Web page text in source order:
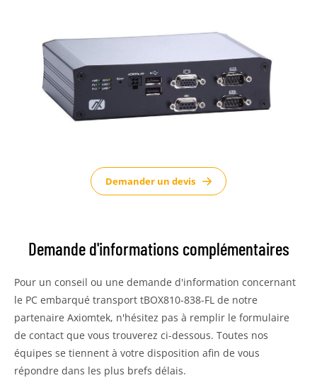
Demander un devis
Demande d'informations complémentaires
Pour un conseil ou une demande d'information concernant
le PC embarqué transport tBOX810-838-FL de notre
partenaire Axiomtek, n'hésitez pas à remplir le formulaire
de contact que vous trouverez ci-dessous. Toutes nos
équipes se tiennent à votre disposition afin de vous
répondre dans les plus brefs délais.